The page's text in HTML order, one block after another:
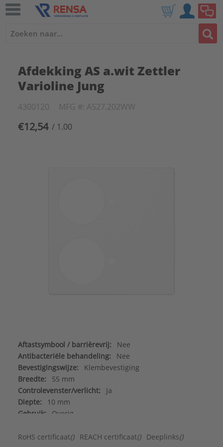
Afdekking AS a.wit Zettler
Varioline Jung
4300120 MFG #: A527.202WW
€12,54 / 1.00
Aftastsymbool / barrièrevrij:
Nee
Antibacteriële behandeling:
Nee
Bevestigingswijze:
Klembevestiging
Breedte:
55 mm
Controlevenster/verlicht:
Ja
Diepte:
10 mm
Gebruik:
Overig
Geschikt voor bussysteem-toetsaansluiting:
Nee
RoHS certificaat() REACH certificaat() Deeplinks()